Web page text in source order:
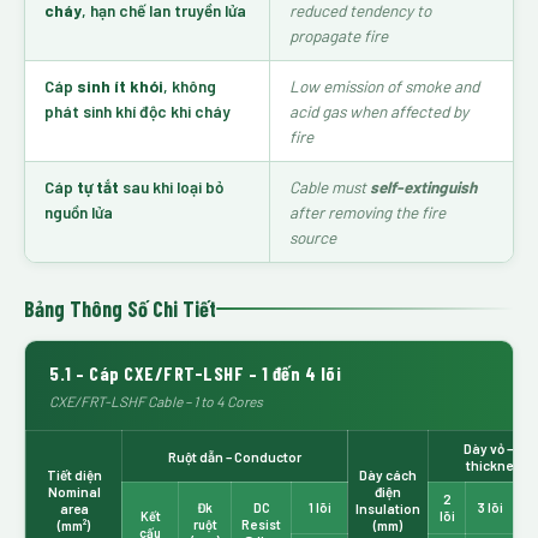
cháy, hạn chế lan truyền lửa
reduced tendency to
propagate fire
Cáp sinh ít khói, không
phát sinh khí độc khi cháy
Low emission of smoke and
acid gas when affected by
fire
Cáp tự tắt sau khi loại bỏ
nguồn lửa
Cable mustself-extinguish
after removing the fire
source
Bảng Thông Số Chi Tiết
5.1 – Cáp CXE/FRT-LSHF – 1 đến 4 lõi
CXE/FRT-LSHF Cable – 1 to 4 Cores
Tiết diện
Nominal
area
(mm²)
Ruột dẫn – Conductor
Dày cách
điện
Insulation
(mm)
Dày vỏ –
thickness
Kết
cấu
Đk
ruột
DC
Resist
1 lõi
2
lõi
3 lõi